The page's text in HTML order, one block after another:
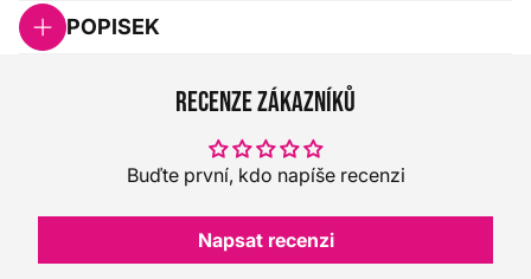
POPISEK
Recenze zákazníků
Buďte první, kdo napíše recenzi
Napsat recenzi